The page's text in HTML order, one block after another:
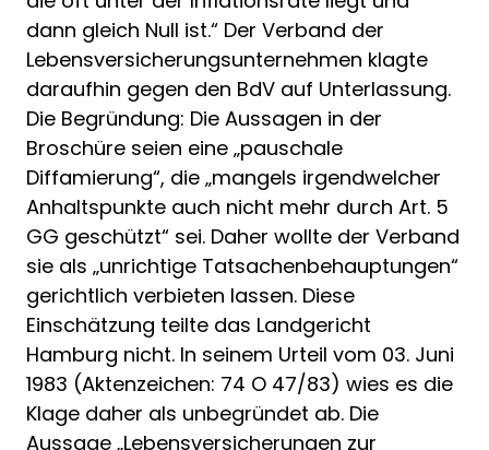
dann gleich Null ist.“ Der Verband der
Lebensversicherungsunternehmen klagte
daraufhin gegen den BdV auf Unterlassung.
Die Begründung: Die Aussagen in der
Broschüre seien eine „pauschale
Diffamierung“, die „mangels irgendwelcher
Anhaltspunkte auch nicht mehr durch Art. 5
GG geschützt“ sei. Daher wollte der Verband
sie als „unrichtige Tatsachenbehauptungen“
gerichtlich verbieten lassen. Diese
Einschätzung teilte das Landgericht
Hamburg nicht. In seinem Urteil vom 03. Juni
1983 (Aktenzeichen: 74 O 47/83) wies es die
Klage daher als unbegründet ab. Die
Aussage „Lebensversicherungen zur